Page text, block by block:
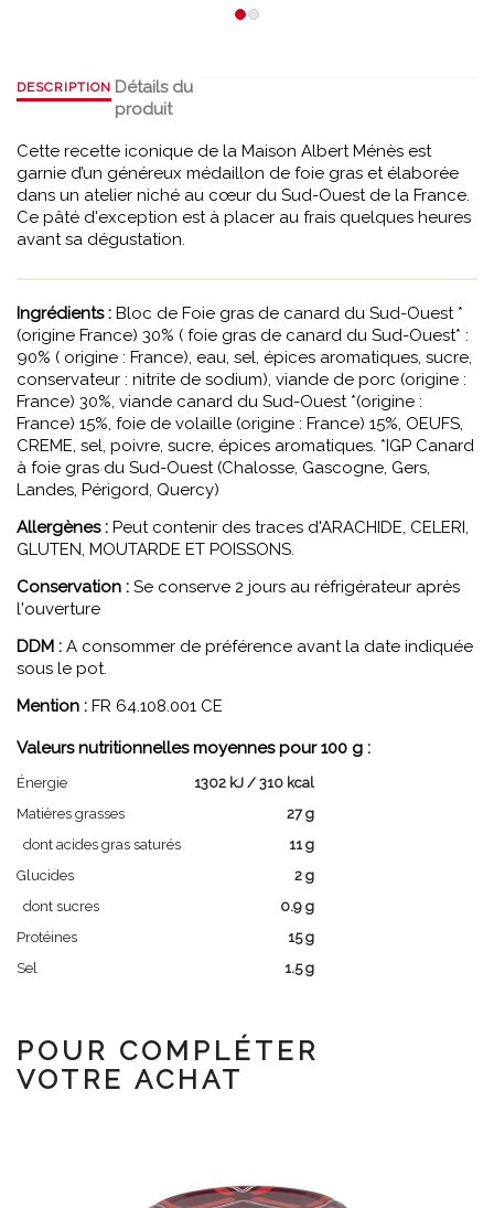
DESCRIPTION Détails du
produit
Cette recette iconique de la Maison Albert Ménès est
garnie d’un généreux médaillon de foie gras et élaborée
dans un atelier niché au cœur du Sud-Ouest de la France.
Ce pâté d'exception est à placer au frais quelques heures
avant sa dégustation.
Ingrédients : Bloc de Foie gras de canard du Sud-Ouest *
(origine France) 30% ( foie gras de canard du Sud-Ouest* :
90% ( origine : France), eau, sel, épices aromatiques, sucre,
conservateur : nitrite de sodium), viande de porc (origine :
France) 30%, viande canard du Sud-Ouest *(origine :
France) 15%, foie de volaille (origine : France) 15%, OEUFS,
CREME, sel, poivre, sucre, épices aromatiques. *IGP Canard
à foie gras du Sud-Ouest (Chalosse, Gascogne, Gers,
Landes, Périgord, Quercy)
Allergènes : Peut contenir des traces d'ARACHIDE, CELERI,
GLUTEN, MOUTARDE ET POISSONS.
Conservation : Se conserve 2 jours au réfrigérateur après
l'ouverture
DDM : A consommer de préférence avant la date indiquée
sous le pot.
Mention : FR 64.108.001 CE
Valeurs nutritionnelles moyennes pour 100 g :
Énergie
1302 kJ / 310 kcal
Matières grasses
27 g
dont acides gras saturés
11 g
Glucides
2 g
dont sucres
0.9 g
Protéines
15 g
Sel
1.5 g
POUR COMPLÉTER
VOTRE ACHAT